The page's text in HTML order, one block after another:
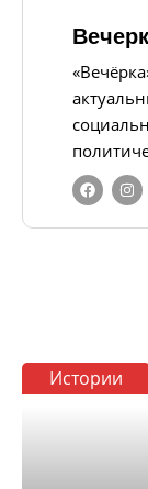
Истории